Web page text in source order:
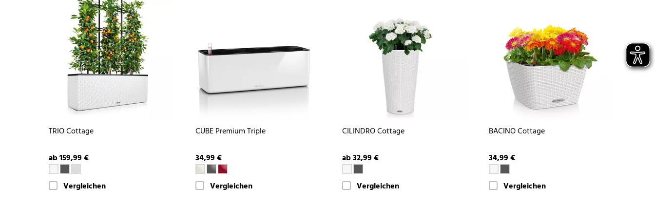
TRIO Cottage
ab 159,99 €
Vergleichen
CUBE Premium Triple
34,99 €
Vergleichen
CILINDRO Cottage
ab 32,99 €
Vergleichen
BACINO Cottage
34,99 €
Vergleichen